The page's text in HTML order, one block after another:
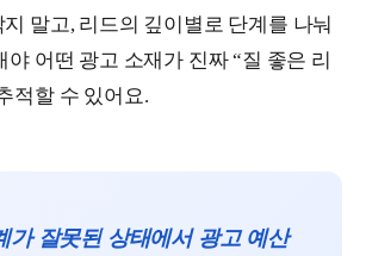
말고, 리드의 깊이별로 단계를 나눠
야 어떤 광고 소재가 진짜 “질 좋은 리
적할 수 있어요.
가 잘못된 상태에서 광고 예산